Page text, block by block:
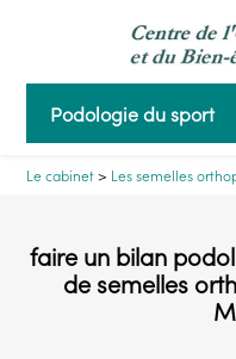
Podologie du sport
Le cabinet> Les semelles
faire un bilan
de semelles